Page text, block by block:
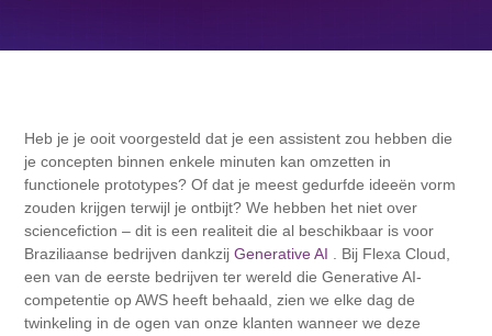
Heb je je ooit voorgesteld dat je een assistent zou hebben die
je concepten binnen enkele minuten kan omzetten in
functionele prototypes? Of dat je meest gedurfde ideeën vorm
zouden krijgen terwijl je ontbijt? We hebben het niet over
sciencefiction – dit is een realiteit die al beschikbaar is voor
Braziliaanse bedrijven dankzijGenerative AI . Bij Flexa Cloud,
een van de eerste bedrijven ter wereld die Generative AI-
competentie op AWS heeft behaald, zien we elke dag de
twinkeling in de ogen van onze klanten wanneer we deze